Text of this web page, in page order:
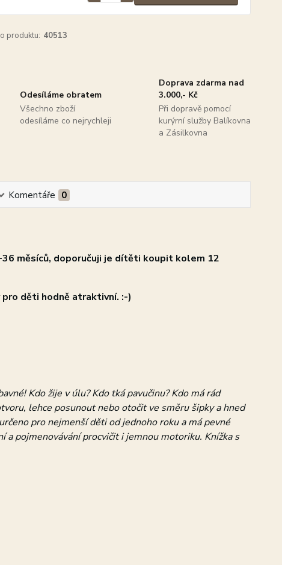
produktu: 40513
Odesíláme obratem
Všechno zboží
odesíláme co nejrychleji
Doprava zdarma nad
3.000,- Kč
Při dopravě pomocí
kurýrní služby Balíkovna
a Zásilkovna
Komentáře 0
měsíců, doporučuji je dítěti koupit kolem 12
děti hodně atraktivní. :-)
Kdo žije v úlu? Kdo tká pavučinu? Kdo má rád
lehce posunout nebo otočit ve směru šipky a hned
pro nejmenší děti od jednoho roku a má pevné
pojmenovávání procvičit i jemnou motoriku. Knížka s